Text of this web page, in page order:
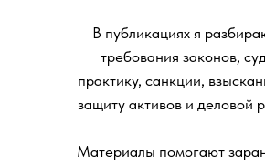
В публикациях я
требования законов,
практику, санкции,
защиту активов и деловой
Материалы помогают